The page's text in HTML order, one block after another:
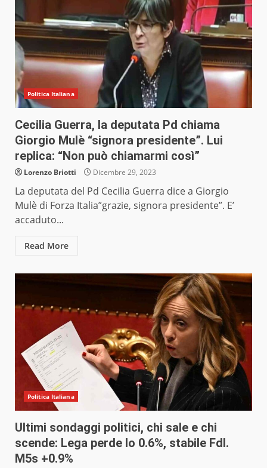
Politica Italiana
Cecilia Guerra, la deputata Pd chiama
Giorgio Mulè “signora presidente”. Lui
replica: “Non può chiamarmi così”
Lorenzo Briotti Dicembre 29, 2023
La deputata del Pd Cecilia Guerra dice a Giorgio
Mulè di Forza Italia”grazie, signora presidente”. E’
accaduto...
Read More
Politica Italiana
Ultimi sondaggi politici, chi sale e chi
scende: Lega perde lo 0.6%, stabile FdI.
M5s +0.9%